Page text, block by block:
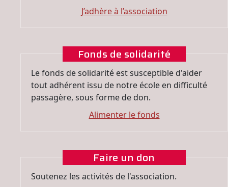
J’adhère à l’association
Fonds de solidarité
Le fonds de solidarité est susceptible d'aider
tout adhérent issu de notre école en difficulté
passagère, sous forme de don.
Alimenter le fonds
Faire un don
Soutenez les activités de l'association.